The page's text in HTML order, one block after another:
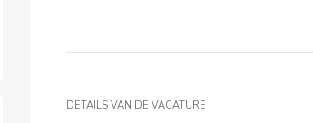
DETAILS VAN DE VACATURE